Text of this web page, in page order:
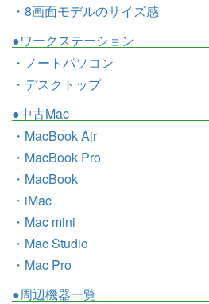
・8画面モデルのサイズ感
●ワークステーション
・ノートパソコン
・デスクトップ
●中古Mac
・MacBook Air
・MacBook Pro
・MacBook
・iMac
・Mac mini
・Mac Studio
・Mac Pro
●周辺機器一覧